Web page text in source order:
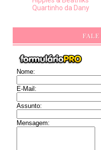
Quartinho da Dany
Nome:
E-Mail:
Assunto:
Mensagem: